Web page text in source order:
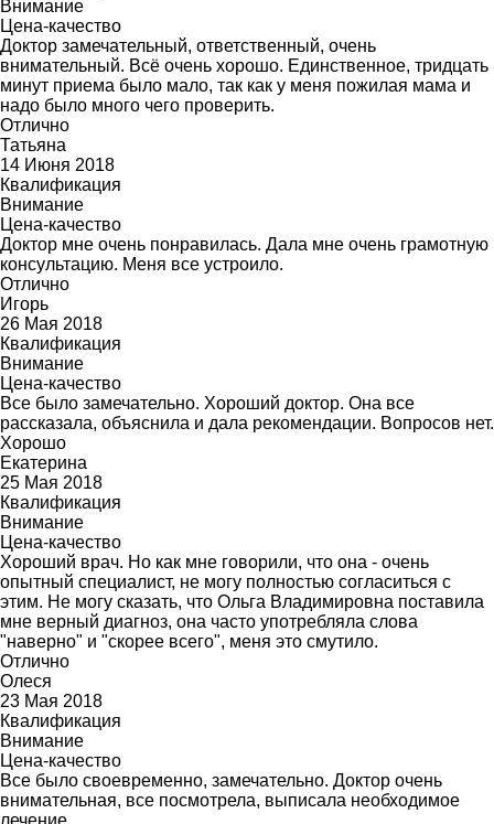
Внимание
Цена-качество
Доктор замечательный, ответственный, очень
внимательный. Всё очень хорошо. Единственное, тридцать
минут приема было мало, так как у меня пожилая мама и
надо было много чего проверить.
Отлично
Татьяна
14 Июня 2018
Квалификация
Внимание
Цена-качество
Доктор мне очень понравилась. Дала мне очень грамотную
консультацию. Меня все устроило.
Отлично
Игорь
26 Мая 2018
Квалификация
Внимание
Цена-качество
Все было замечательно. Хороший доктор. Она все
рассказала, объяснила и дала рекомендации. Вопросов нет.
Хорошо
Екатерина
25 Мая 2018
Квалификация
Внимание
Цена-качество
Хороший врач. Но как мне говорили, что она - очень
опытный специалист, не могу полностью согласиться с
этим. Не могу сказать, что Ольга Владимировна поставила
мне верный диагноз, она часто употребляла слова
"наверно" и "скорее всего", меня это смутило.
Отлично
Олеся
23 Мая 2018
Квалификация
Внимание
Цена-качество
Все было своевременно, замечательно. Доктор очень
внимательная, все посмотрела, выписала необходимое